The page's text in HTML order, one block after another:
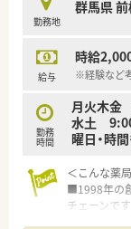
勤務地
群馬県
給与
時給
※経験など
勤務
時間
月火木金
水土
曜日・時
＜こんな薬
■1998年の
チェーンです。